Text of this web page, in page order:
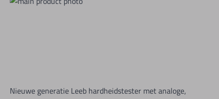
Nieuwe generatie Leeb hardheidstester met analoge,